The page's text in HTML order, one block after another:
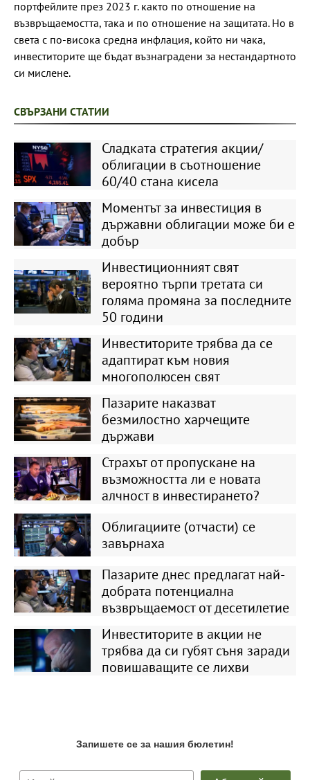
портфейлите през 2023 г. както по отношение на
възвръщаемостта, така и по отношение на защитата. Но в
света с по-висока средна инфлация, който ни чака,
инвеститорите ще бъдат възнаградени за нестандартното
си мислене.
СВЪРЗАНИ СТАТИИ
Сладката стратегия акции/
облигации в съотношение
60/40 стана кисела
Моментът за инвестиция в
държавни облигации може би е
добър
Инвестиционният свят
вероятно търпи третата си
голяма промяна за последните
50 години
Инвеститорите трябва да се
адаптират към новия
многополюсен свят
Пазарите наказват
безмилостно харчещите
държави
Страхът от пропускане на
възможността ли е новата
алчност в инвестирането?
Облигациите (отчасти) се
завърнаха
Пазарите днес предлагат най-
добрата потенциална
възвръщаемост от десетилетие
Инвеститорите в акции не
трябва да си губят съня заради
повишаващите се лихви